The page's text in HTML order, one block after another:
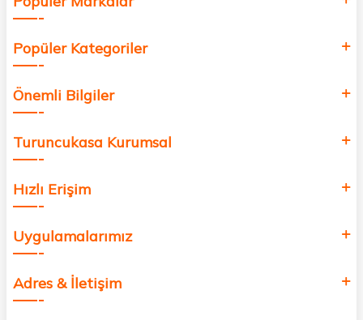
Popüler Kategoriler
Önemli Bilgiler
Turuncukasa Kurumsal
Hızlı Erişim
Uygulamalarımız
Adres & İletişim